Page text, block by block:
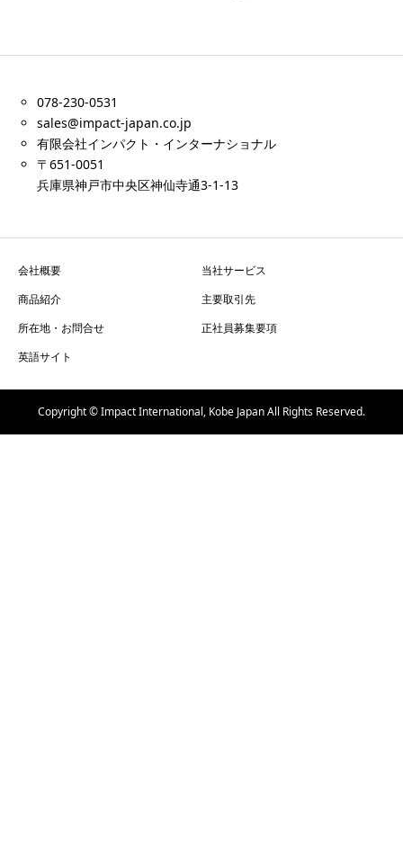
078-230-0531
sales@impact-japan.co.jp
有限会社インパクト・インターナショナル
〒651-0051
兵庫県神戸市中央区神仙寺通3-1-13
会社概要
当社サービス
商品紹介
主要取引先
所在地・お問合せ
正社員募集要項
英語サイト
Copyright © Impact International, Kobe Japan All Rights Reserved.